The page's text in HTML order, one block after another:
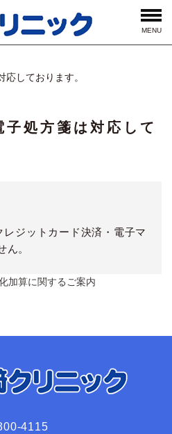
MENU
しております。
処方箋は対応して
レジットカード決済・電子マ
ん。
加算に関するご案内
4115